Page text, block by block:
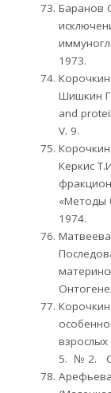
Баранов
1973.
Шишкин
and
V. 9.
Керкис
«Методы
1974.
5. № 2.